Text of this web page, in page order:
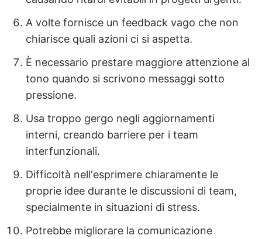
A volte fornisce un feedback vago che non
chiarisce quali azioni ci si aspetta.
È necessario prestare maggiore attenzione al
tono quando si scrivono messaggi sotto
pressione.
Usa troppo gergo negli aggiornamenti
interni, creando barriere per i team
interfunzionali.
Difficoltà nell'esprimere chiaramente le
proprie idee durante le discussioni di team,
specialmente in situazioni di stress.
Potrebbe migliorare la comunicazione